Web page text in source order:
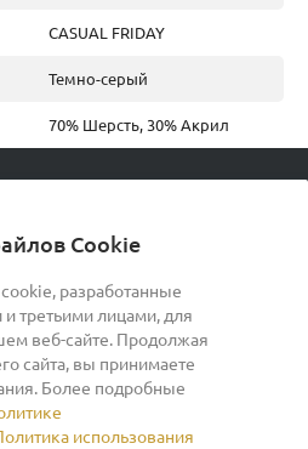
Cookie
разработанные
третьими лицами, для
веб-сайте. Продолжая
сайта, вы принимаете
Более подробные
использования
CASUAL FRIDAY
Темно-серый
70% Шерсть, 30% Акрил